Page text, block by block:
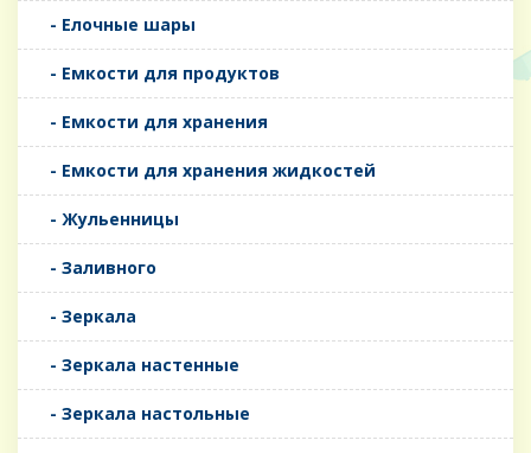
- Елочные шары
- Емкости для продуктов
- Емкости для хранения
- Емкости для хранения жидкостей
- Жульенницы
- Заливного
- Зеркала
- Зеркала настенные
- Зеркала настольные